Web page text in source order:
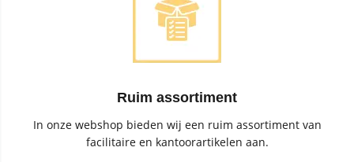
Ruim assortiment
In onze webshop bieden wij een ruim assortiment van
facilitaire en kantoorartikelen aan.